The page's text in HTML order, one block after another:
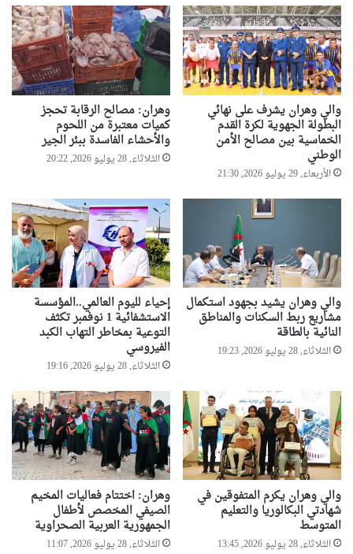
ة
ر
و
ب
ي
ة
ل
ل
ع
م
ل
م
ع
ز
ا
ئ
ر
ع
ل
ى
ف
ع
ق
د
ر
ا
ت
ا
ن
ت
والي وهران يشرف على نهائي
البطولة الجهوية لكرة القدم
الخماسية بين مصالح الأمن
الوطني
الأربعاء, 29 يوليو 2026, 21:30
وهران: مصالح الرقابة تحجز
كميات معتبرة من اللحوم
والأحشاء الفاسدة ببئر الجير
الثلاثاء, 28 يوليو 2026, 20:22
والي وهران يشيد بجهود استكمال
مشاريع ربط السكنات والمناطق
النائية بالطاقة
الثلاثاء, 28 يوليو 2026, 19:23
إحياء لليوم العالمي..المؤسسة
الاستشفائية 1 نوفمبر تكثف
التوعية بمخاطر التهاب الكبد
الفيروسي
الثلاثاء, 28 يوليو 2026, 19:16
والي وهران يكرم المتفوقين في
شهادتي البكالوريا والتعليم
المتوسط
الثلاثاء, 28 يوليو 2026, 13:45
وهران: اختتام فعاليات المخيم
الصيفي المخصص لأطفال
الجمهورية العربية الصحراوية
الثلاثاء, 28 يوليو 2026, 11:07